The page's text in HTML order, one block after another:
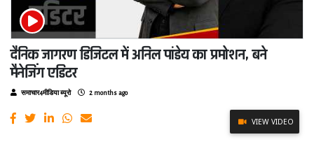
दैनिक जागरण डिजिटल में अनिल पांडेय का प्रमोशन, बने
मैनेजिंग एडिटर
समाचार4मीडिया ब्यूरो 2 months ago
VIEW VIDEO